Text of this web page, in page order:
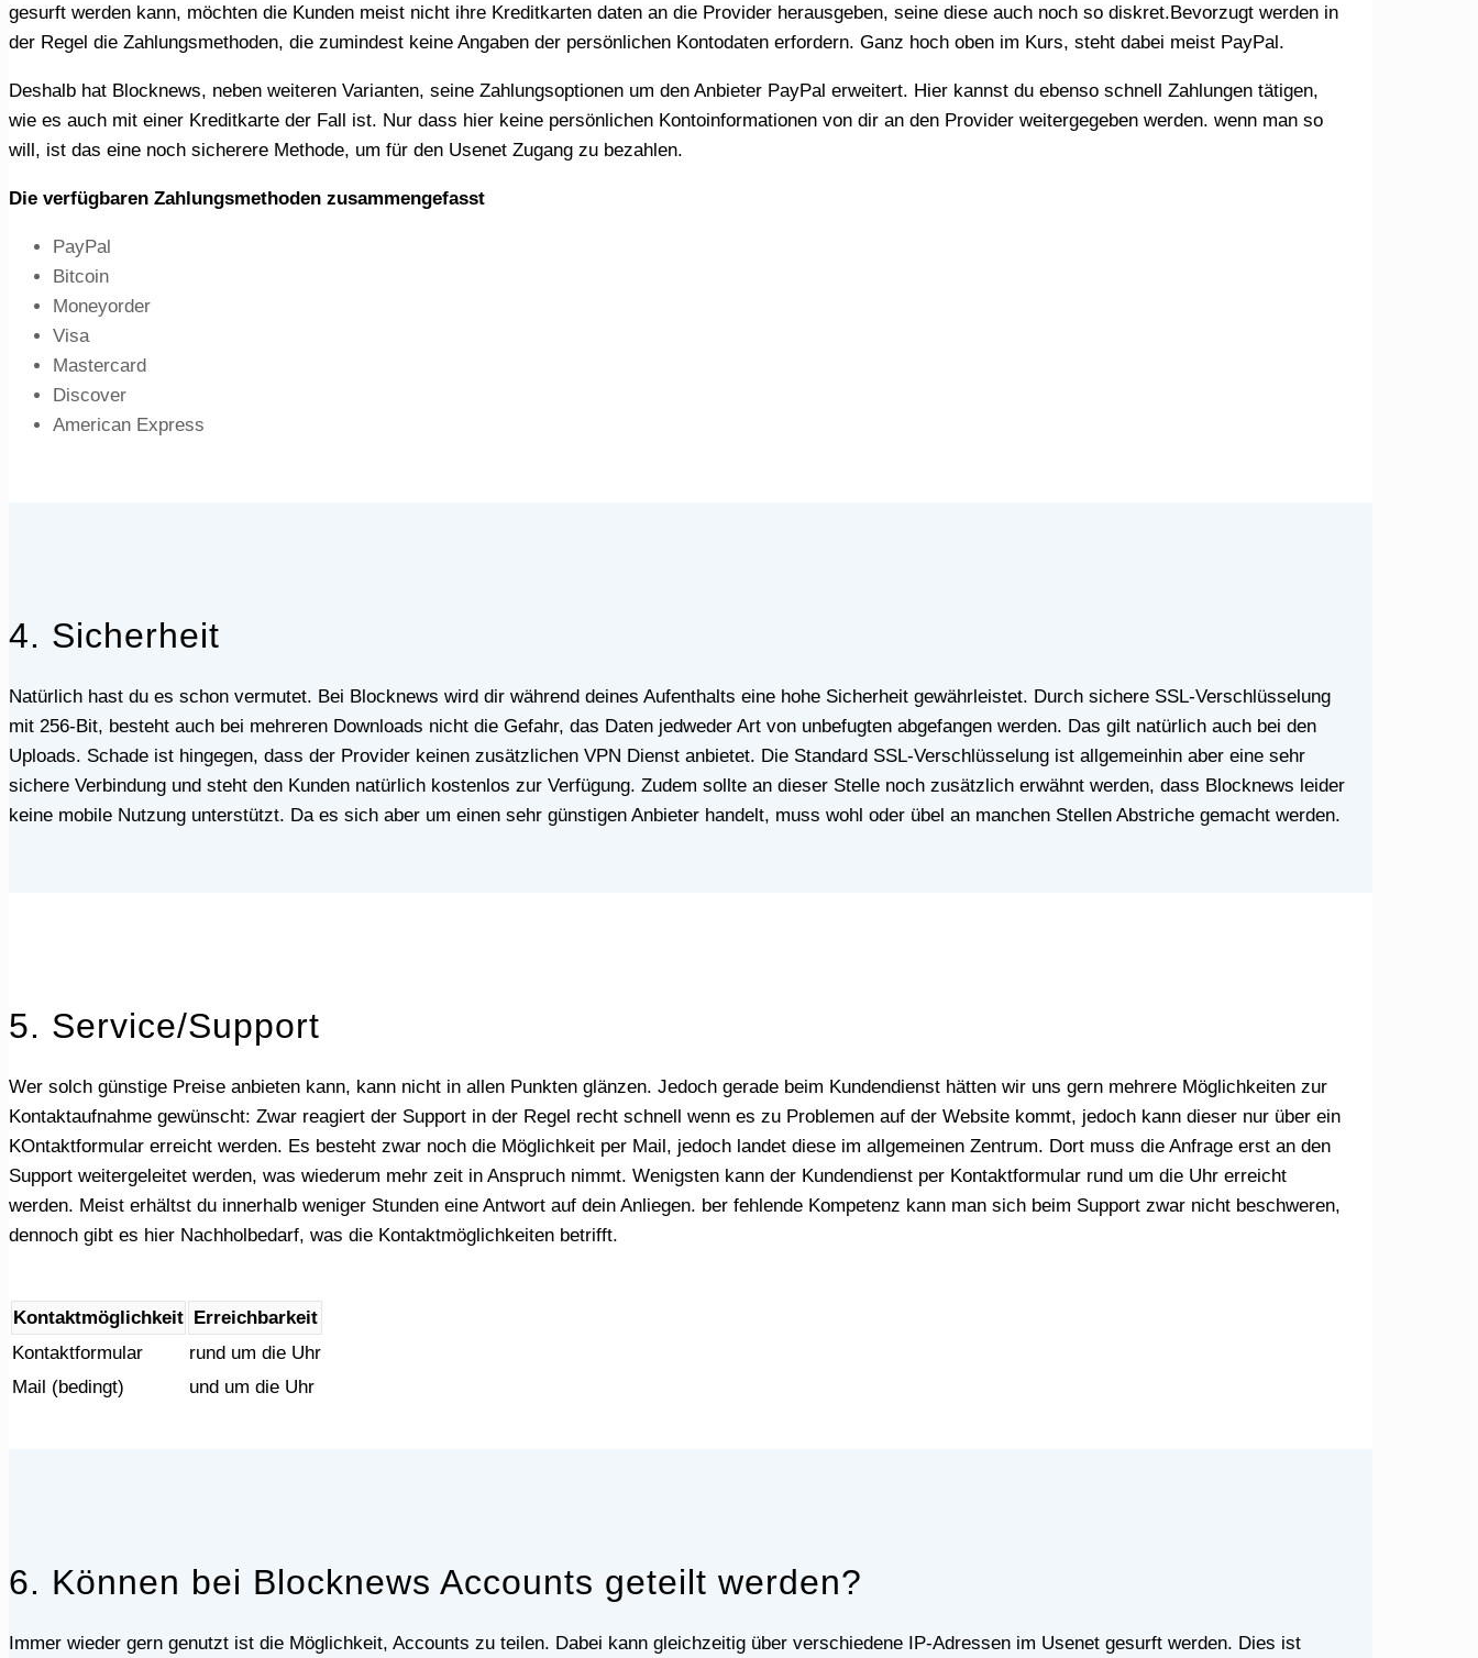
gesurft werden kann, möchten die Kunden meist nicht ihre Kreditkarten daten an die Provider herausgeben, seine diese auch noch so diskret.Bevorzugt werden in
der Regel die Zahlungsmethoden, die zumindest keine Angaben der persönlichen Kontodaten erfordern. Ganz hoch oben im Kurs, steht dabei meist PayPal.
Deshalb hat Blocknews, neben weiteren Varianten, seine Zahlungsoptionen um den Anbieter PayPal erweitert. Hier kannst du ebenso schnell Zahlungen tätigen,
wie es auch mit einer Kreditkarte der Fall ist. Nur dass hier keine persönlichen Kontoinformationen von dir an den Provider weitergegeben werden. wenn man so
will, ist das eine noch sicherere Methode, um für den Usenet Zugang zu bezahlen.
Die verfügbaren Zahlungsmethoden zusammengefasst
PayPal
Bitcoin
Moneyorder
Visa
Mastercard
Discover
American Express
4. Sicherheit
Natürlich hast du es schon vermutet. Bei Blocknews wird dir während deines Aufenthalts eine hohe Sicherheit gewährleistet. Durch sichere SSL-Verschlüsselung
mit 256-Bit, besteht auch bei mehreren Downloads nicht die Gefahr, das Daten jedweder Art von unbefugten abgefangen werden. Das gilt natürlich auch bei den
Uploads. Schade ist hingegen, dass der Provider keinen zusätzlichen VPN Dienst anbietet. Die Standard SSL-Verschlüsselung ist allgemeinhin aber eine sehr
sichere Verbindung und steht den Kunden natürlich kostenlos zur Verfügung. Zudem sollte an dieser Stelle noch zusätzlich erwähnt werden, dass Blocknews leider
keine mobile Nutzung unterstützt. Da es sich aber um einen sehr günstigen Anbieter handelt, muss wohl oder übel an manchen Stellen Abstriche gemacht werden.
5. Service/Support
Wer solch günstige Preise anbieten kann, kann nicht in allen Punkten glänzen. Jedoch gerade beim Kundendienst hätten wir uns gern mehrere Möglichkeiten zur
Kontaktaufnahme gewünscht: Zwar reagiert der Support in der Regel recht schnell wenn es zu Problemen auf der Website kommt, jedoch kann dieser nur über ein
KOntaktformular erreicht werden. Es besteht zwar noch die Möglichkeit per Mail, jedoch landet diese im allgemeinen Zentrum. Dort muss die Anfrage erst an den
Support weitergeleitet werden, was wiederum mehr zeit in Anspruch nimmt. Wenigsten kann der Kundendienst per Kontaktformular rund um die Uhr erreicht
werden. Meist erhältst du innerhalb weniger Stunden eine Antwort auf dein Anliegen. ber fehlende Kompetenz kann man sich beim Support zwar nicht beschweren,
dennoch gibt es hier Nachholbedarf, was die Kontaktmöglichkeiten betrifft.
Kontaktmöglichkeit Erreichbarkeit
Kontaktformular
rund um die Uhr
Mail (bedingt)
und um die Uhr
6. Können bei Blocknews Accounts geteilt werden?
Immer wieder gern genutzt ist die Möglichkeit, Accounts zu teilen. Dabei kann gleichzeitig über verschiedene IP-Adressen im Usenet gesurft werden. Dies ist